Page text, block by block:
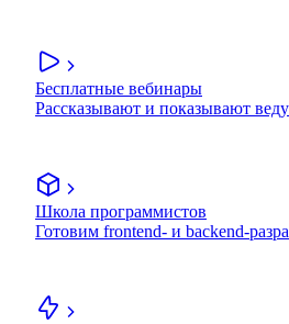
Бесплатные вебинары
Рассказывают и показывают
Школа программистов
Готовим frontend- и backend-